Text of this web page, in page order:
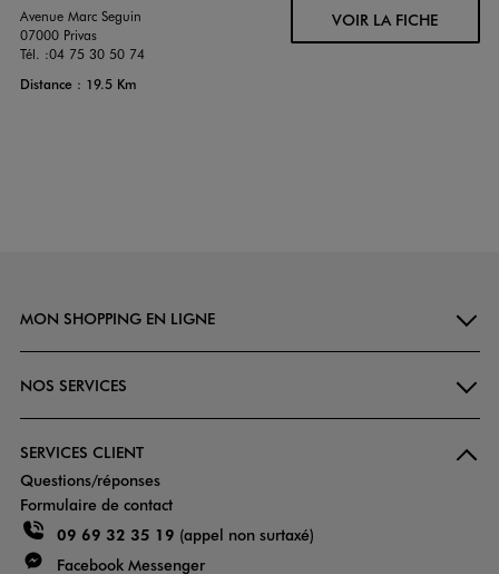
Avenue Marc Seguin
07000 Privas
Tél. :04 75 30 50 74
Distance : 19.5 Km
VOIR LA FICHE
MON SHOPPING EN LIGNE
NOS SERVICES
SERVICES CLIENT
Questions/réponses
Formulaire de contact
09 69 32 35 19 (appel non surtaxé)
Facebook Messenger